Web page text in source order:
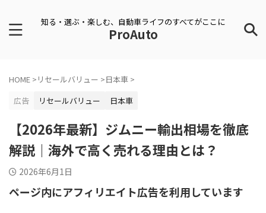
知る・選ぶ・楽しむ、自動車ライフのすべてがここに
ProAuto
HOME > リセールバリュー >日本車 >
広告
リセールバリュー 日本車
【2026年最新】ジムニー輸出相場を徹底
解説｜海外で高く売れる理由とは？
2026年6月1日
ページ内にアフィリエイト広告を利用しています